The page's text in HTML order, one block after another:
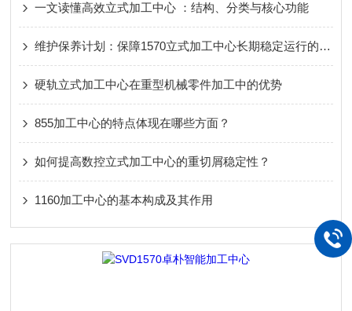
一文读懂高效立式加工中心 ：结构、分类与核心功能
维护保养计划：保障1570立式加工中心长期稳定运行的关键
硬轨立式加工中心在重型机械零件加工中的优势
855加工中心的特点体现在哪些方面？
如何提高数控立式加工中心的重切屑稳定性？
1160加工中心的基本构成及其作用